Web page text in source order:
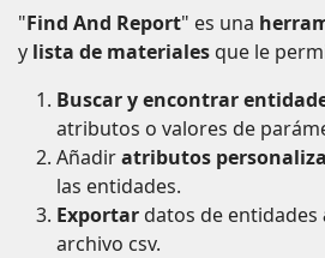
"Find And Report" es una
y lista de materiales que le
Buscar y encontrar
atributos o valores de
Añadiratributos
las entidades.
Exportar datos de entidades
archivo csv.